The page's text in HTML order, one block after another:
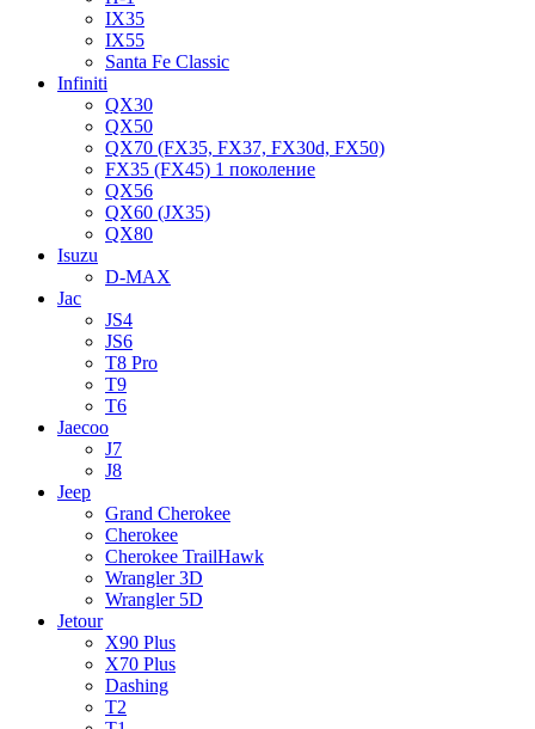
IX35
IX55
Santa Fe Classic
Infiniti
QX30
QX50
QX70 (FX35, FX37, FX30d, FX50)
FX35 (FX45) 1 поколение
QX56
QX60 (JX35)
QX80
Isuzu
D-MAX
Jac
JS4
JS6
T8 Pro
T9
T6
Jaecoo
J7
J8
Jeep
Grand Cherokee
Cherokee
Cherokee TrailHawk
Wrangler 3D
Wrangler 5D
Jetour
X90 Plus
X70 Plus
Dashing
T2